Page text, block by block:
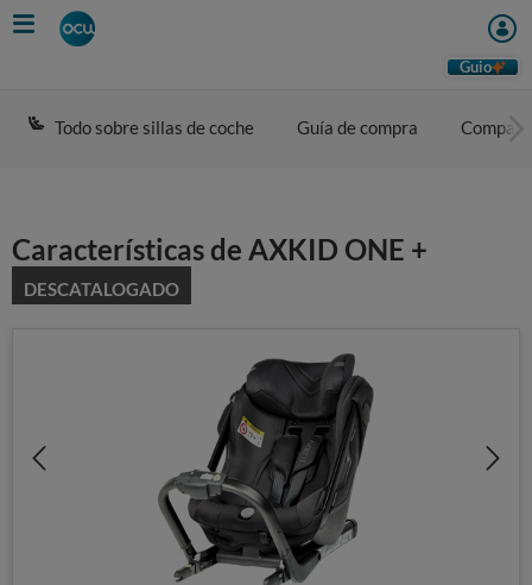
Skip
to
Guio
Todo sobre sillas de coche Guía de compra
Características de AXKID ONE +
DESCATALOGADO